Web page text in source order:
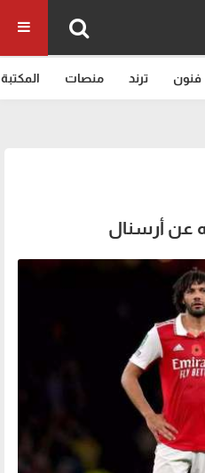
فنون ترند منصات المكتبة
عن أرسنال